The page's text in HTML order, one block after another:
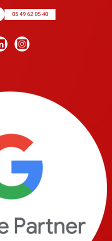
05 49 62 05 40